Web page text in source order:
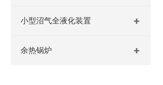
小型沼气全液化装置
余热锅炉